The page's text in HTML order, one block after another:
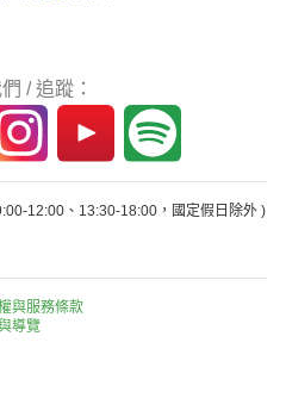
/ 追蹤：
12:00、13:30-18:00，國定假日除外 )
與服務條款
導覽